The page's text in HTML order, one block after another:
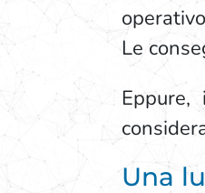
Le
Eppure,
Una